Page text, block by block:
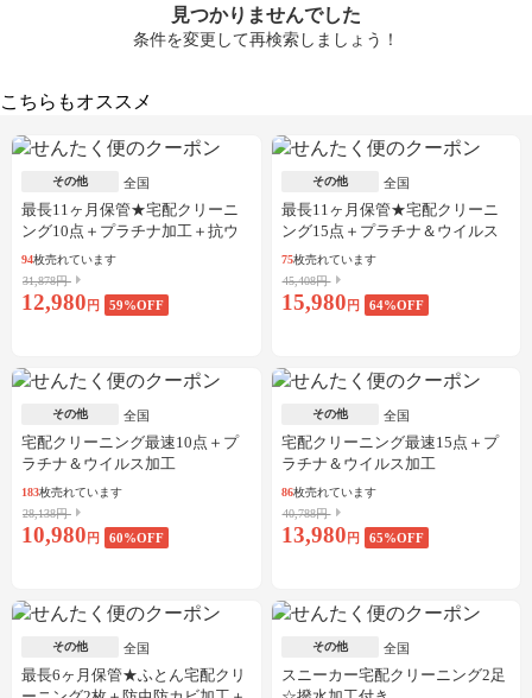
見つかりませんでした
条件を変更して再検索しましょう！
こちらもオススメ
その他 全国
最長11ヶ月保管★宅配クリーニ
ング10点＋プラチナ加工＋抗ウ
イルス加工
94枚売れています
31,878円
12,980 円 59%OFF
その他 全国
最長11ヶ月保管★宅配クリーニ
ング15点＋プラチナ＆ウイルス
加工
75枚売れています
45,408円
15,980 円 64%OFF
その他 全国
宅配クリーニング最速10点＋プ
ラチナ＆ウイルス加工
183枚売れています
28,138円
10,980 円 60%OFF
その他 全国
宅配クリーニング最速15点＋プ
ラチナ＆ウイルス加工
86枚売れています
40,788円
13,980 円 65%OFF
その他 全国
最長6ヶ月保管★ふとん宅配クリ
その他 全国
スニーカー宅配クリーニング2足